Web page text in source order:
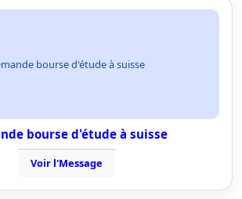
bourse d'étude à suisse
bourse d'étude à suisse
Voir l'Message